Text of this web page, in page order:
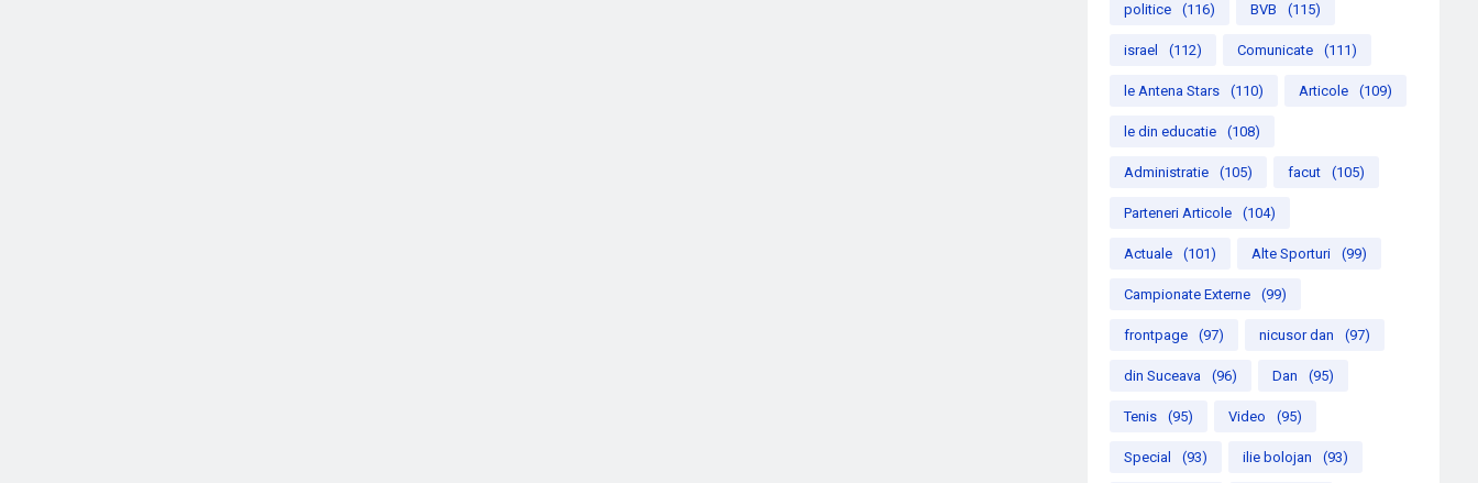
politice (116) BVB (115)
israel (112) Comunicate (111)
le Antena Stars (110) Articole (109)
le din educatie (108)
Administratie (105) facut (105)
Parteneri Articole (104)
Actuale (101) Alte Sporturi (99)
Campionate Externe (99)
frontpage (97) nicusor dan (97)
din Suceava (96) Dan (95)
Tenis (95) Video (95)
Special (93) ilie bolojan (93)